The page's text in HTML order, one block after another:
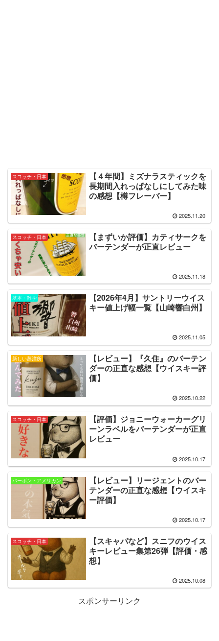
スコッチ・日本
【４年間】ミズナラスティックを
長期間入れっぱなしにしてみた味
の感想【樽フレーバー】
2025.11.20
スコッチ・日本
【まずいか評価】カティサークを
バーテンダーが正直レビュー
2025.11.18
基本・雑学
【2026年4月】サントリーウイス
キー値上げ幅一覧【山崎響白州】
2025.11.05
新しい蒸溜所
【レビュー】『久住』のバーテン
ダーの正直な感想【ウイスキー評
価】
2025.10.22
スコッチ・日本
【評価】ジョニーウォーカーグリ
ーンラベルをバーテンダーが正直
レビュー
2025.10.17
バーボン・アメリカン
【レビュー】リージェントのバー
テンダーの正直な感想【ウイスキ
ー評価】
2025.10.17
スコッチ・日本
【スキャパなど】スニフのウイス
キーレビュー集第26弾【評価・感
想】
2025.10.08
スポンサーリンク